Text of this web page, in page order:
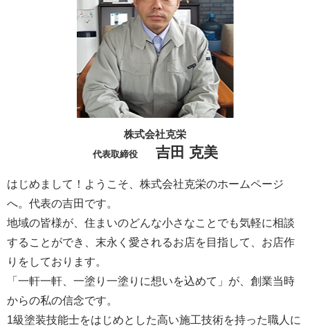
株式会社克栄
代表取締役 吉田 克美
はじめまして！ようこそ、株式会社克栄のホームページ
へ。代表の吉田です。
地域の皆様が、住まいのどんな小さなことでも気軽に相談
することができ、末永く愛されるお店を目指して、お店作
りをしております。
「一軒一軒、一塗り一塗りに想いを込めて」が、創業当時
からの私の信念です。
1級塗装技能士をはじめとした高い施工技術を持った職人に